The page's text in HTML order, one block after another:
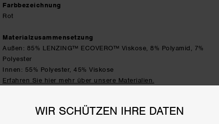
Farbbezeichnung
Rot
Materialzusammensetzung
Außen: 85% LENZING™ ECOVERO™ Viskose, 8% Polyamid, 7%
Polyester
Innen: 55% Polyester, 45% Viskose
Erfahren Sie hier mehr über unsere Materialien.
LIEFERUNG / RÜCKGABE